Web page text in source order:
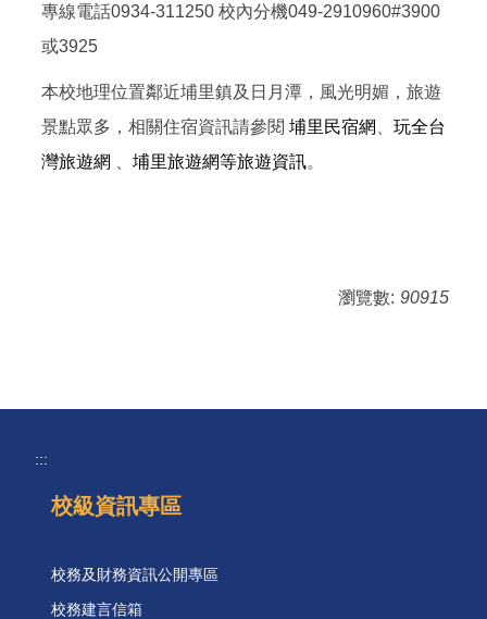
專線電話0934-311250 校內分機049-2910960#3900
或3925
本校地理位置鄰近埔里鎮及日月潭，風光明媚，旅遊
景點眾多，相關住宿資訊請參閱 埔里民宿網
玩全台
灣旅遊網
埔里旅遊網等旅遊資訊。
瀏覽數: 90915
:::
校級資訊專區
校務及財務資訊公開專區
校務建言信箱